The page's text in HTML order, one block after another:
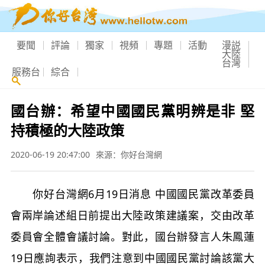
要聞 評論 獨家 視頻 專題 活動 漫説
大陸
台灣
服務台 綜合
國台辦：希望中國國民黨明辨是非 堅
持積極的大陸政策
2020-06-19 20:47:00 來源：你好台灣網
你好台灣網6月19日消息 中國國民黨改革委員
會兩岸論述組日前提出大陸政策建議案，交由改革
委員會全體會議討論。對此，國台辦發言人朱鳳蓮
19日應詢表示，我們注意到中國國民黨討論該黨大